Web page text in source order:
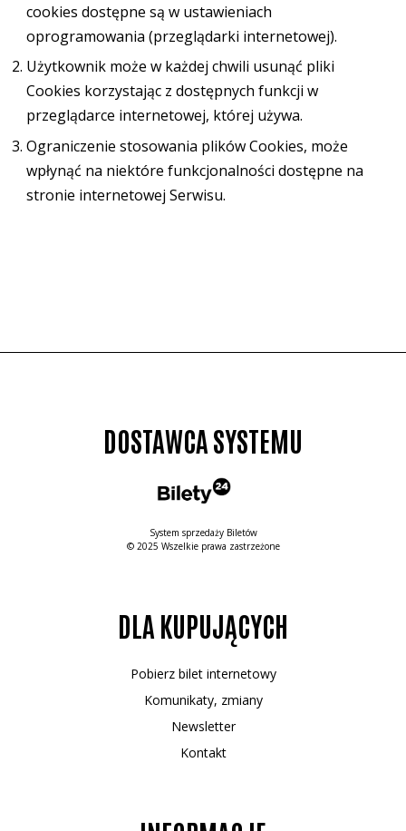
cookies dostępne są w ustawieniach
oprogramowania (przeglądarki internetowej).
Użytkownik może w każdej chwili usunąć pliki
Cookies korzystając z dostępnych funkcji w
przeglądarce internetowej, której używa.
Ograniczenie stosowania plików Cookies, może
wpłynąć na niektóre funkcjonalności dostępne na
stronie internetowej Serwisu.
DOSTAWCA SYSTEMU
System sprzedaży Biletów
© 2025 Wszelkie prawa zastrzeżone
DLA KUPUJĄCYCH
Pobierz bilet internetowy
Komunikaty, zmiany
Newsletter
Kontakt